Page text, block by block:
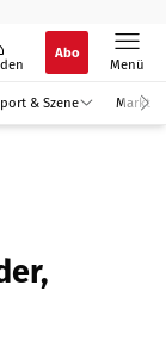
Abo
Menü
& Szene Markt